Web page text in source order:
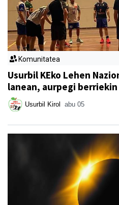
Komunitatea
Usurbil KEko Lehen
lanean, aurpegi
Usurbil Kirol abu 05